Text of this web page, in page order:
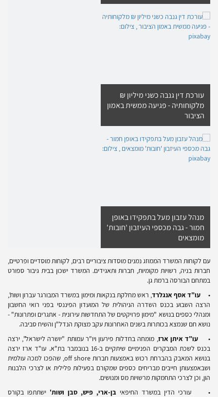
עורכת דין גנבה כשני מיליון ₪
מלקוחותיה - פגיעה ממשית באמון
הציבור
מנהל עזבון מעל בתפקידו באופן
חמור - גבה מכספי העיזבון 'חובות'
מומצאים
עם לקוחות המשרד הממוזג נמנים מוסדות ציבוריים רבים, לקוחות מוסדיים ופרטיים,
חברות בניה, רשויות מקומיות, חברות ותאגידים. המשרד ישכון בבית גיבור ספורט
במתחם הבורסה ברמת גן.
• עו"ד אסף אנגלרד, ראש מחלקת בנקאות ומימון במשרד המבורגר עברון ושות',
הרצה השבוע בכנס השדרה הניהולית של המועדון הפיננסי בפני רואי החשבון
ומנהלי כספים בנושא "מימון פרויקטים של התחדשות עירונית - אתגרים ופתרונות" -
נושא חם שנמצא בכותרות בשנים האחרונות עקב מצוקת הנדל"ן והשיח סביבה.
• עו"ד איתן ארז , מומחה בחדלות פירעון ויו"ר עמותת "יושרה לישראל", ירצה
בכנס לשכת המבקרים הפנימיים שיתקיים ב-16 בנובמבר בת"א. עו"ד ארז ירצה
בנושא המאבק בהברחת רכוש באמצעות חברותoff shore , שהפכו למכה עולמית
ושבאמצעותן חייבים מבריחים כספים שמקורם בפעילות פלילית או לצרכי הלבנות
הון, וכן לצרכי התחמקות מרשויות מס ומנושים.
• עורכי הדין במשרד החיפאי בן-ארי, פיש, סבן ושות' ישתתפו בקורס